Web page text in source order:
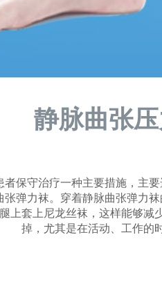
静脉曲张
守治疗一种主要措施，主要
弹力袜。穿着静脉曲张弹力
上套上尼龙丝袜，这样能够
掉，尤其是在活动、工作的